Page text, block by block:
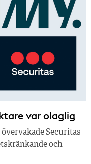
var olaglig
Securitas
och